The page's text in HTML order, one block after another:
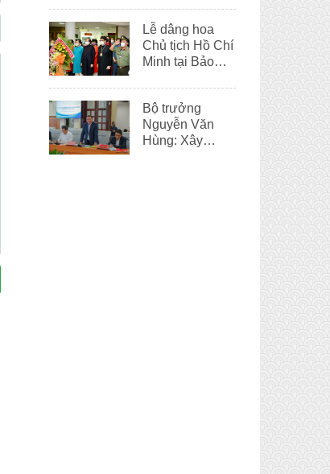
Lễ dâng hoa
Chủ tịch Hồ Chí
Minh tại Bảo
Thiên Huế
Bộ trưởng
Nguyễn Văn
Hùng: Xây